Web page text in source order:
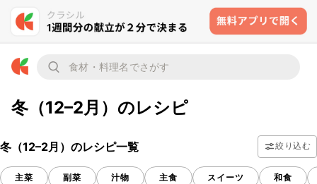
冬（12–2月）のレシピ
冬（12–2月）のレシピ一覧 絞り込む
主菜 副菜 汁物 主食 スイーツ 和食